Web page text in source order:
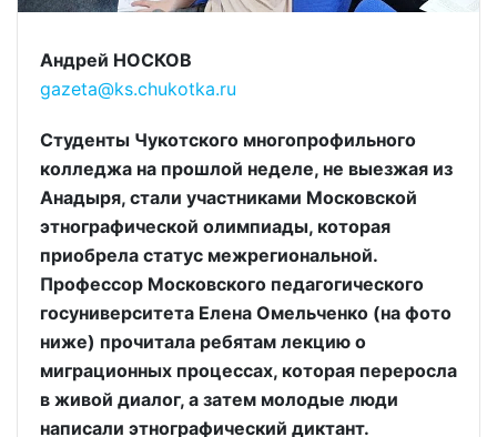
Андрей НОСКОВ
gazeta@ks.chukotka.ru
Студенты Чукотского многопрофильного
колледжа на прошлой неделе, не выезжая из
Анадыря, стали участниками Московской
этнографической олимпиады, которая
приобрела статус межрегиональной.
Профессор Московского педагогического
госуниверситета Елена Омельченко (на фото
ниже) прочитала ребятам лекцию о
миграционных процессах, которая переросла
в живой диалог, а затем молодые люди
написали этнографический диктант.